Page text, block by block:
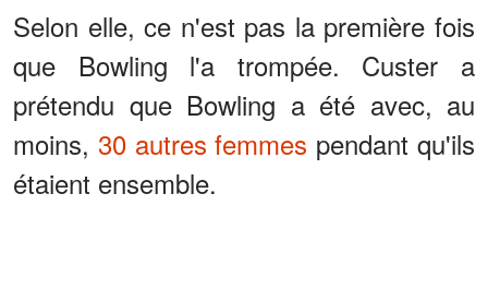
Selon elle, ce n'est pas la première fois
que Bowling l'a trompée. Custer a
prétendu que Bowling a été avec, au
moins, 30 autres femmes pendant qu'ils
étaient ensemble.